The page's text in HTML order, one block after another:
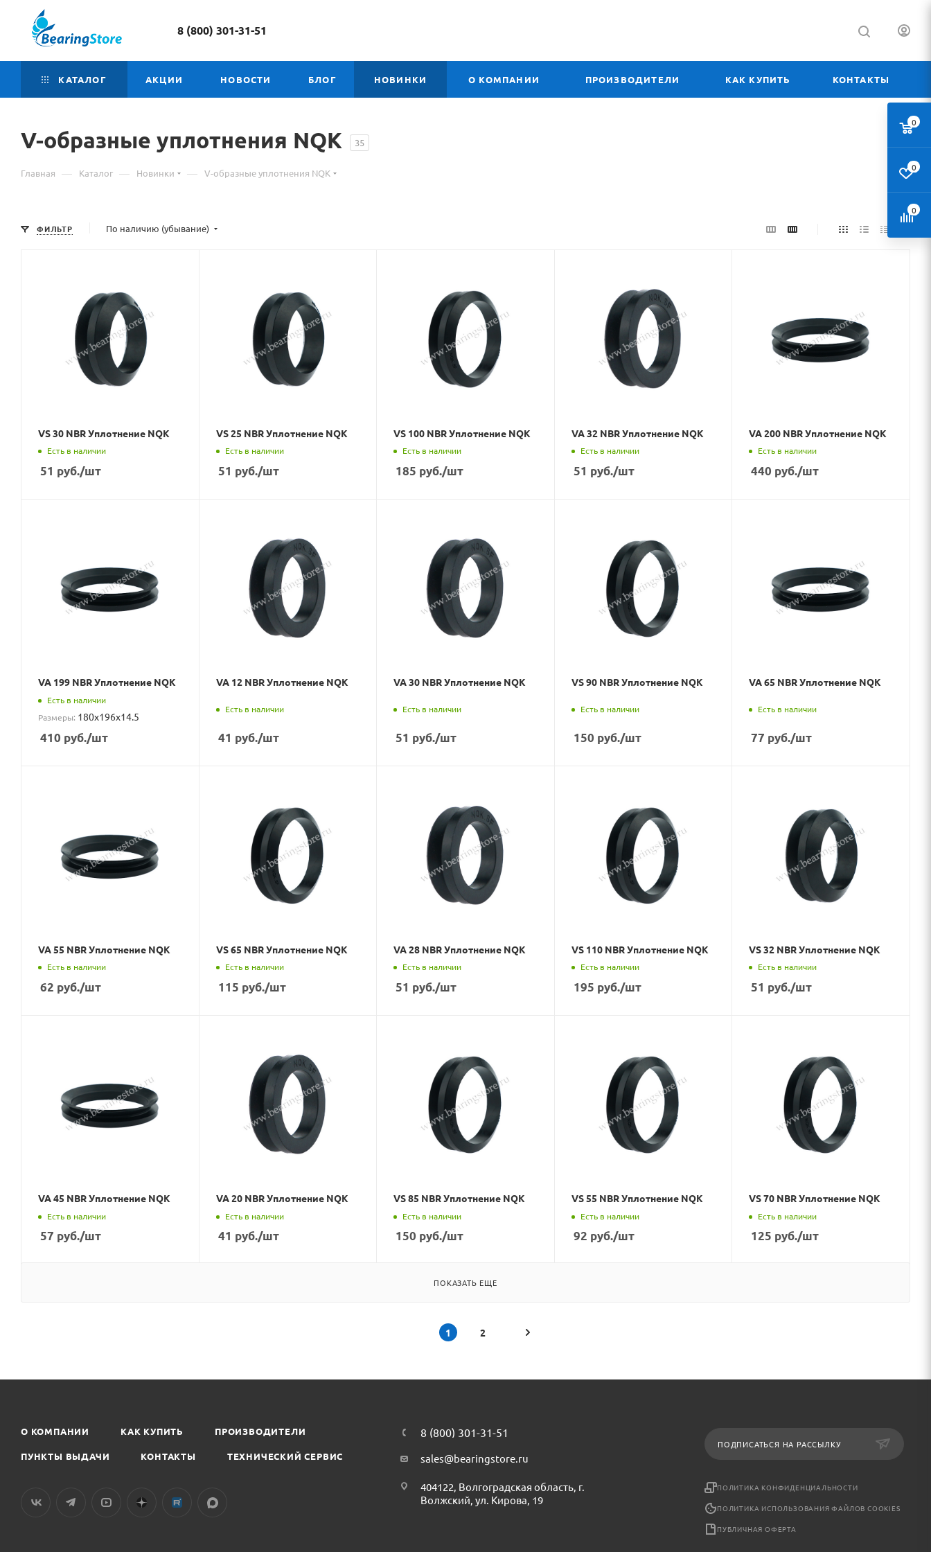
8 (800) 301-31-51
КАТАЛОГ АКЦИИ НОВОСТИ БЛОГ НОВИНКИ О КОМПАНИИ ПРОИЗВОДИТЕЛИ КАК КУПИТЬ КОНТАКТЫ
V-образные уплотнения NQK 35
Главная — Каталог — Новинки — V-образные уплотнения NQK
ФИЛЬТР По наличию (убывание)
VS 30 NBR Уплотнение NQK
Есть в наличии
51 руб./шт
VS 25 NBR Уплотнение NQK
Есть в наличии
51 руб./шт
VS 100 NBR Уплотнение NQK
Есть в наличии
185 руб./шт
VA 32 NBR Уплотнение NQK
Есть в наличии
51 руб./шт
VA 200 NBR Уплотнение NQK
Есть в наличии
440 руб./шт
VA 199 NBR Уплотнение NQK
Есть в наличии
Размеры: 180x196x14.5
410 руб./шт
VA 12 NBR Уплотнение NQK
Есть в наличии
41 руб./шт
VA 30 NBR Уплотнение NQK
Есть в наличии
51 руб./шт
VS 90 NBR Уплотнение NQK
Есть в наличии
150 руб./шт
VA 65 NBR Уплотнение NQK
Есть в наличии
77 руб./шт
VA 55 NBR Уплотнение NQK
Есть в наличии
62 руб./шт
VS 65 NBR Уплотнение NQK
Есть в наличии
115 руб./шт
VA 28 NBR Уплотнение NQK
Есть в наличии
51 руб./шт
VS 110 NBR Уплотнение NQK
Есть в наличии
195 руб./шт
VS 32 NBR Уплотнение NQK
Есть в наличии
51 руб./шт
VA 45 NBR Уплотнение NQK
Есть в наличии
57 руб./шт
VA 20 NBR Уплотнение NQK
Есть в наличии
41 руб./шт
VS 85 NBR Уплотнение NQK
Есть в наличии
150 руб./шт
VS 55 NBR Уплотнение NQK
Есть в наличии
92 руб./шт
VS 70 NBR Уплотнение NQK
Есть в наличии
125 руб./шт
ПОКАЗАТЬ ЕЩЕ
1 2
О КОМПАНИИ КАК КУПИТЬ ПРОИЗВОДИТЕЛИ
ПУНКТЫ ВЫДАЧИ КОНТАКТЫ ТЕХНИЧЕСКИЙ СЕРВИС
8 (800) 301-31-51
sales@bearingstore.ru
404122, Волгоградская область, г.
Волжский, ул. Кирова, 19
ПОДПИСАТЬСЯ НА РАССЫЛКУ
ПОЛИТИКА КОНФИДЕНЦИАЛЬНОСТИ
ПОЛИТИКА ИСПОЛЬЗОВАНИЯ ФАЙЛОВ COOKIES
ПУБЛИЧНАЯ ОФЕРТА
0
0
0